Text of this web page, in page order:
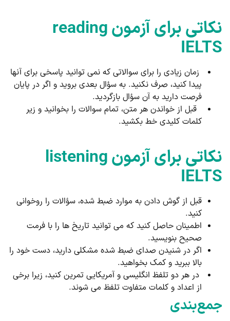
نکاتی برای آزمون reading
IELTS
زمان زیادی را برای سوالاتی که نمی توانید پاسخی برای آنها
پیدا کنید، صرف نکنید. به سؤال بعدی بروید و اگر در پایان
فرصت دارید به آن سؤال بازگردید.
قبل از خواندن هر متن، تمام سوالات را بخوانید و زیر
کلمات کلیدی خط بکشید.
نکاتی برای آزمون listening
IELTS
قبل از گوش دادن به موارد ضبط شده، سؤالات را روخوانی
کنید.
اطمینان حاصل کنید که می توانید تاریخ ها را با فرمت
صحیح بنویسید.
اگر در شنیدن صدای ضبط شده مشکلی دارید، دست خود را
بالا ببرید و کمک بخواهید.
در هر دو تلفظ انگلیسی و آمریکایی تمرین کنید، زیرا برخی
از اعداد و کلمات متفاوت تلفظ می شوند.
جمع‌بندی